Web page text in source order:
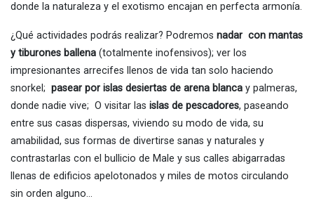
donde la naturaleza y el exotismo encajan en perfecta armonía.
¿Qué actividades podrás realizar? Podremos nadar con mantas
y tiburones ballena (totalmente inofensivos); ver los
impresionantes arrecifes llenos de vida tan solo haciendo
snorkel; pasear por islas desiertas de arena blanca y palmeras,
donde nadie vive; O visitar las islas de pescadores, paseando
entre sus casas dispersas, viviendo su modo de vida, su
amabilidad, sus formas de divertirse sanas y naturales y
contrastarlas con el bullicio de Male y sus calles abigarradas
llenas de edificios apelotonados y miles de motos circulando
sin orden alguno…